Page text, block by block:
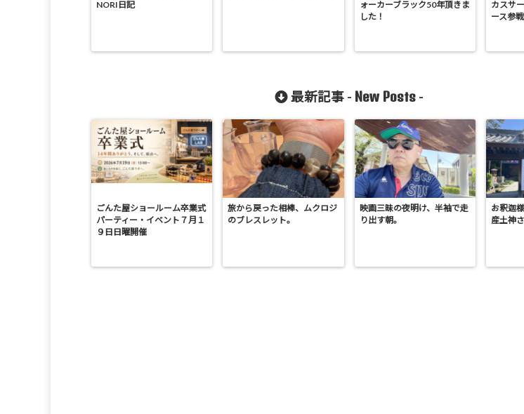
NORI日記
ォーカーブラック50年頂きま
した！
カスサ
ース参戦
最新記事 - New Posts -
ごんた屋ショールーム卒業式
パーティー・イベント７月１
９日日曜開催
旅から戻った相棒、ムクロジ
のブレスレット。
映画三昧の夜明け、半袖で走
り出す朝。
お釈迦
産土神